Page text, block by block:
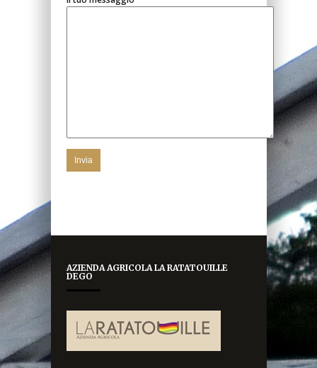
AZIENDA AGRICOLA LA RATATOUILLE
DEGO